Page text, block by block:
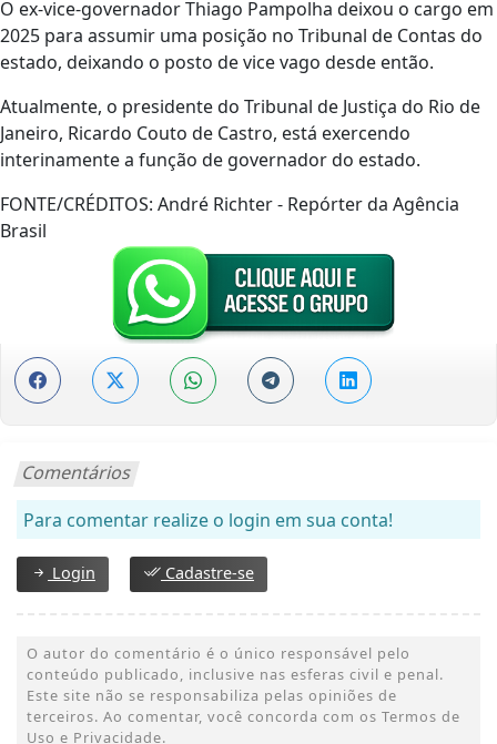
O ex-vice-governador Thiago Pampolha deixou o cargo em
2025 para assumir uma posição no Tribunal de Contas do
estado, deixando o posto de vice vago desde então.
Atualmente, o presidente do Tribunal de Justiça do Rio de
Janeiro, Ricardo Couto de Castro, está exercendo
interinamente a função de governador do estado.
FONTE/CRÉDITOS: André Richter - Repórter da Agência
Brasil
Comentários
Para comentar realize o login em sua conta!
Login Cadastre-se
O autor do comentário é o único responsável pelo
conteúdo publicado, inclusive nas esferas civil e penal.
Este site não se responsabiliza pelas opiniões de
terceiros. Ao comentar, você concorda com os Termos de
Uso e Privacidade.